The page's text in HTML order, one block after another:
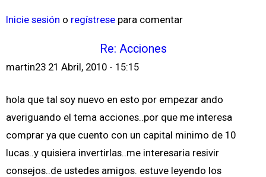
Inicie sesión o regístrese para comentar
Re: Acciones
martin23 21 Abril, 2010 - 15:15
hola que tal soy nuevo en esto por empezar ando
averiguando el tema acciones..por que me interesa
comprar ya que cuento con un capital minimo de 10
lucas..y quisiera invertirlas..me interesaria resivir
consejos..de ustedes amigos. estuve leyendo los